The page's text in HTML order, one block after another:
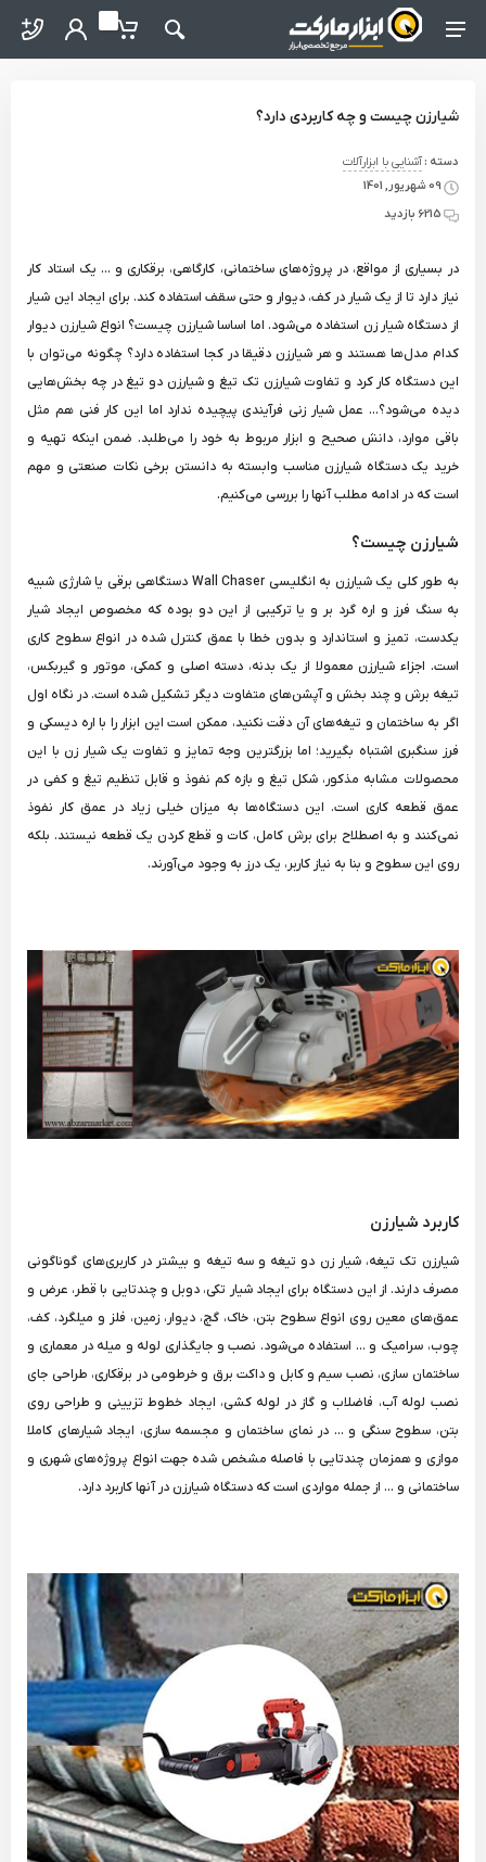
Menu Navigation
Search
My Basket
/ Forgot Password
شیارزن چیست و چه کاربردی دارد؟
دسته :آشنایی با ابزارآلات
09 شهریور, 1401
6215 بازدید
در بسیاری از مواقع، در پروژه‌های ساختمانی، کارگاهی، برقکاری و ... یک استاد کار
نیاز دارد تا از یک شیار در کف، دیوار و حتی سقف استفاده کند. برای ایجاد این شیار
از دستگاه شیار زن استفاده می‌شود. اما اساسا شیارزن چیست؟ انواع شیارزن دیوار
کدام مدل‌ها هستند و هر شیارزن دقیقا در کجا استفاده دارد؟ چگونه می‌توان با
این دستگاه کار کرد و تفاوت شیارزن تک تیغ و شیارزن دو تیغ در چه بخش‌هایی
دیده می‌شود؟... عمل شیار زنی فرآیندی پیچیده ندارد اما این کار فنی هم مثل
باقی موارد، دانش صحیح و ابزار مربوط به خود را می‌طلبد. ضمن اینکه تهیه و
خرید یک دستگاه شیارزن مناسب وابسته به دانستن برخی نکات صنعتی و مهم
است که در ادامه مطلب آنها را بررسی می‌کنیم.
شیارزن چیست؟
به طور کلی یک شیارزن به انگلیسی Wall Chaser دستگاهی برقی یا شارژی شبیه
به سنگ فرز و اره گرد بر و یا ترکیبی از این دو بوده که مخصوص ایجاد شیار
یکدست، تمیز و استاندارد و بدون خطا با عمق کنترل شده در انواع سطوح کاری
است. اجزاء شیارزن معمولا از یک بدنه، دسته اصلی و کمکی، موتور و گیربکس،
تیغه برش و چند بخش و آپشن‌های متفاوت دیگر تشکیل شده است. در نگاه اول
اگر به ساختمان و تیغه‌های آن دقت نکنید، ممکن است این ابزار را با اره دیسکی و
فرز سنگبری اشتباه بگیرید؛ اما بزرگترین وجه تمایز و تفاوت یک شیار زن با این
محصولات مشابه مذکور، شکل تیغ و بازه کم نفوذ و قابل تنظیم تیغ و کفی در
عمق قطعه کاری است. این دستگاه‌ها به میزان خیلی زیاد در عمق کار نفوذ
نمی‌کنند و به اصطلاح برای برش کامل، کات و قطع کردن یک قطعه نیستند. بلکه
روی این سطوح و بنا به نیاز کاربر، یک درز به وجود می‌آورند.
کاربرد شیارزن
شیارزن تک تیغه، شیار زن دو تیغه و سه تیغه و بیشتر در کاربری‌های گوناگونی
مصرف دارند. از این دستگاه برای ایجاد شیار تکی، دوبل و چندتایی با قطر، عرض و
عمق‌های معین روی انواع سطوح بتن، خاک، گچ، دیوار، زمین، فلز و میلگرد، کف،
چوب، سرامیک و ... استفاده می‌شود. نصب و جایگذاری لوله و میله در معماری و
ساختمان سازی، نصب سیم و کابل و داکت برق و خرطومی در برقکاری، طراحی جای
نصب لوله آب، فاضلاب و گاز در لوله کشی، ایجاد خطوط تزیینی و طراحی روی
بتن، سطوح سنگی و ... در نمای ساختمان و مجسمه سازی، ایجاد شیارهای کاملا
موازی و همزمان چندتایی با فاصله مشخص شده جهت انواع پروژه‌های شهری و
ساختمانی و ... از جمله مواردی است که دستگاه شیارزن در آنها کاربرد دارد.